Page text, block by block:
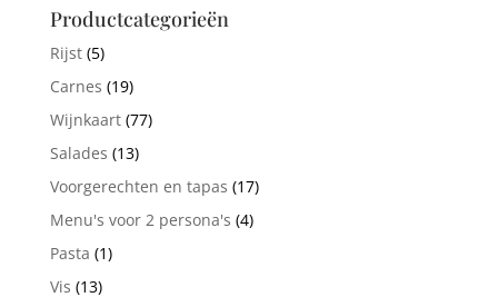
Productcategorieën
Rijst (5)
Carnes (19)
Wijnkaart (77)
Salades (13)
Voorgerechten en tapas (17)
Menu's voor 2 persona's (4)
Pasta (1)
Vis (13)